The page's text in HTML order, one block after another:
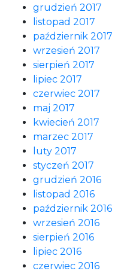
grudzień 2017
listopad 2017
październik 2017
wrzesień 2017
sierpień 2017
lipiec 2017
czerwiec 2017
maj 2017
kwiecień 2017
marzec 2017
luty 2017
styczeń 2017
grudzień 2016
listopad 2016
październik 2016
wrzesień 2016
sierpień 2016
lipiec 2016
czerwiec 2016